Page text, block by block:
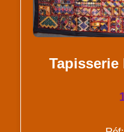
Tapisserie